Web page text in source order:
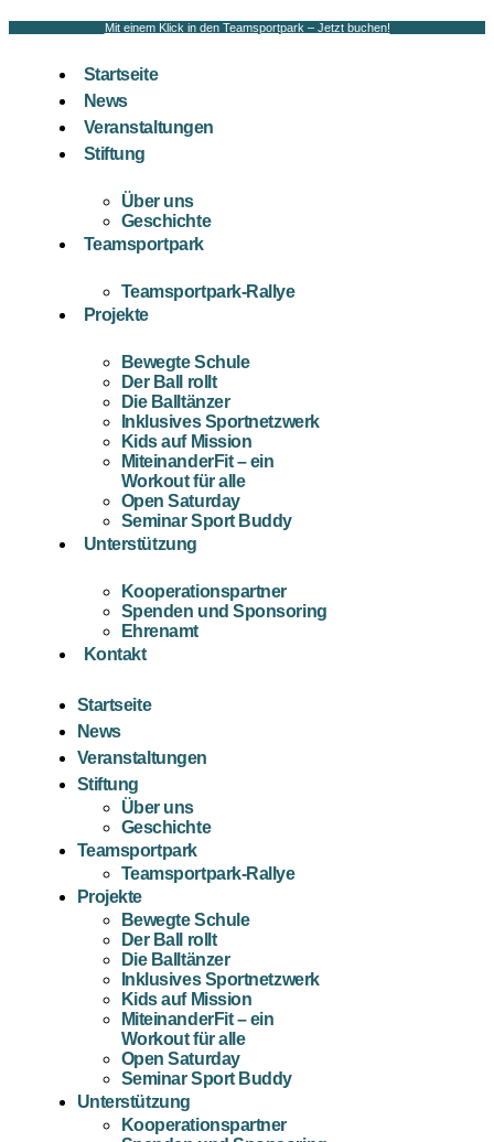
Mit einem Klick in den Teamsportpark – Jetzt buchen!
Startseite
News
Veranstaltungen
Stiftung
Über uns
Geschichte
Teamsportpark
Teamsportpark-Rallye
Projekte
Bewegte Schule
Der Ball rollt
Die Balltänzer
Inklusives Sportnetzwerk
Kids auf Mission
MiteinanderFit – ein
Workout für alle
Open Saturday
Seminar Sport Buddy
Unterstützung
Kooperationspartner
Spenden und Sponsoring
Ehrenamt
Kontakt
Startseite
News
Veranstaltungen
Stiftung
Über uns
Geschichte
Teamsportpark
Teamsportpark-Rallye
Projekte
Bewegte Schule
Der Ball rollt
Die Balltänzer
Inklusives Sportnetzwerk
Kids auf Mission
MiteinanderFit – ein
Workout für alle
Open Saturday
Seminar Sport Buddy
Unterstützung
Kooperationspartner